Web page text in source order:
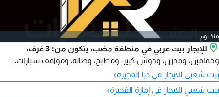
منذ يوم
للإيجار بيت عربي في منطقة مضب، يتكون من: 3 غرف،
وحمامين، ومخزن، وحوش كبير، ومطبخ، وصالة، ومواقف سيارات.
بيت شعبي للايجار في دبا الفجيرة›
بيت شعبي للايجار في إمارة الفجيرة›